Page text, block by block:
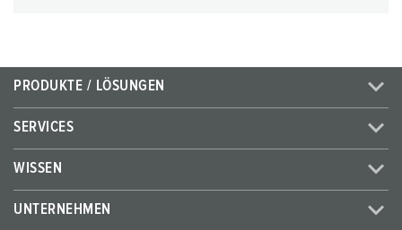
PRODUKTE / LÖSUNGEN
SERVICES
WISSEN
UNTERNEHMEN